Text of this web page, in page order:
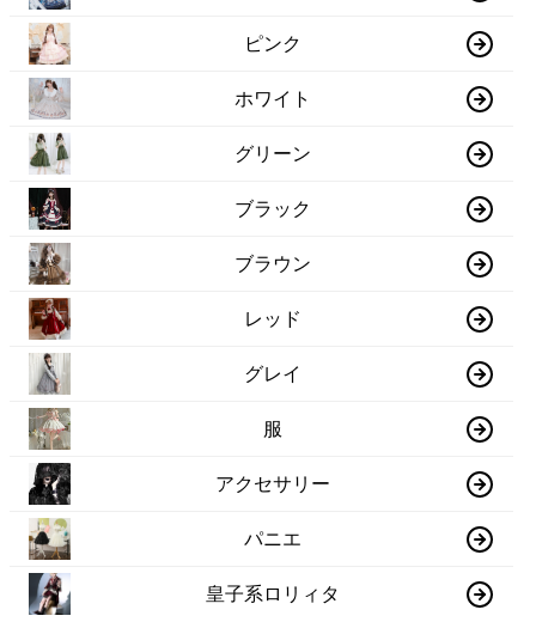
ピンク
ホワイト
グリーン
ブラック
ブラウン
レッド
グレイ
服
アクセサリー
パニエ
皇子系ロリィタ